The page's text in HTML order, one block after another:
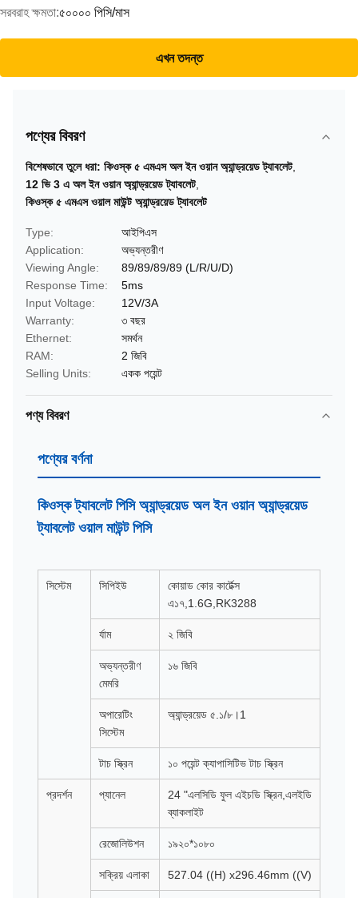
সরবরাহ ক্ষমতা:৫০০০০ পিসি/মাস
এখন তদন্ত
পণ্যের বিবরণ
বিশেষভাবে তুলে ধরা: কিওস্ক ৫ এমএস অল ইন ওয়ান অ্যান্ড্রয়েড ট্যাবলেট,
12 ভি 3 এ অল ইন ওয়ান অ্যান্ড্রয়েড ট্যাবলেট,
কিওস্ক ৫ এমএস ওয়াল মাউন্ট অ্যান্ড্রয়েড ট্যাবলেট
Type:
আইপিএস
Application:
অভ্যন্তরীণ
Viewing Angle:
89/89/89/89 (L/R/U/D)
Response Time:
5ms
Input Voltage:
12V/3A
Warranty:
৩ বছর
Ethernet:
সমর্থন
RAM:
2 জিবি
Selling Units:
একক পয়েন্ট
পণ্য বিবরণ
পণ্যের বর্ণনা
কিওস্ক ট্যাবলেট পিসি অ্যান্ড্রয়েড অল ইন ওয়ান অ্যান্ড্রয়েড
ট্যাবলেট ওয়াল মাউন্ট পিসি
সিস্টেম সিপিইউ
কোয়াড কোর কার্টেক্স
এ১৭,1.6G,RK3288
র্যাম ২ জিবি
অভ্যন্তরীণ
মেমরি
১৬ জিবি
অপারেটিং
সিস্টেম
অ্যান্ড্রয়েড ৫.১/৮।1
টাচ স্ক্রিন ১০ পয়েন্ট ক্যাপাসিটিভ টাচ স্ক্রিন
প্রদর্শন প্যানেল
24 "এলসিডি ফুল এইচডি স্ক্রিন,এলইডি
ব্যাকলাইট
রেজোলিউশন ১৯২০*১০৮০
সক্রিয় এলাকা 527.04 ((H) x296.46mm ((V)